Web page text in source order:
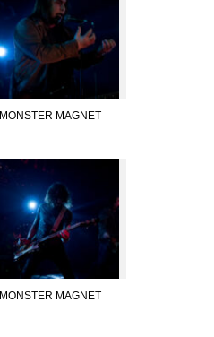
MONSTER MAGNET
MONSTER MAGNET